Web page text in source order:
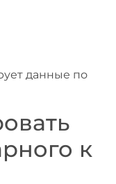
данные по
к